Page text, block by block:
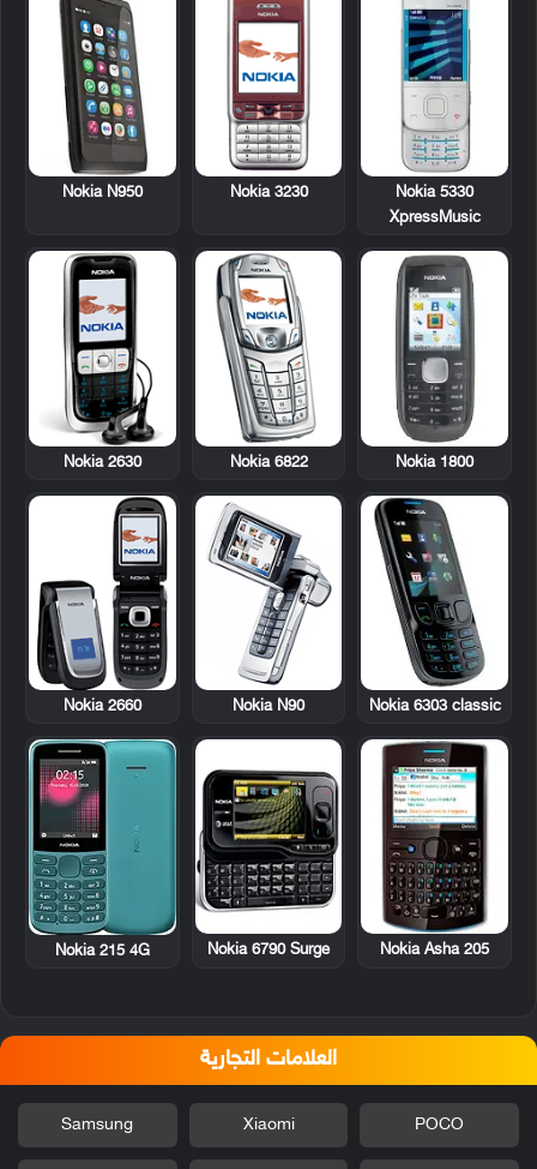
Nokia 5330
XpressMusic
Nokia 3230
Nokia N950
Nokia 1800
Nokia 6822
Nokia 2630
Nokia 6303 classic
Nokia N90
Nokia 2660
Nokia Asha 205
Nokia 6790 Surge
Nokia 215 4G
العلامات التجارية
POCO
Xiaomi
Samsung